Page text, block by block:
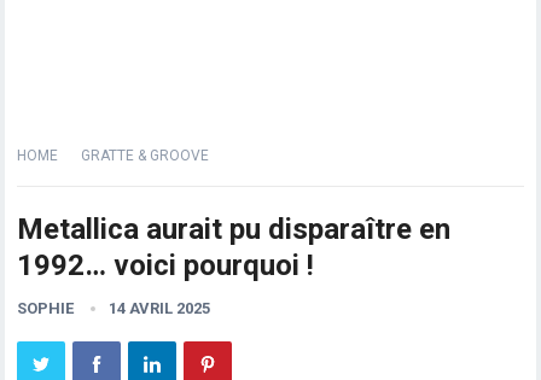
HOME GRATTE & GROOVE
Metallica aurait pu disparaître en
1992… voici pourquoi !
SOPHIE 14 AVRIL 2025